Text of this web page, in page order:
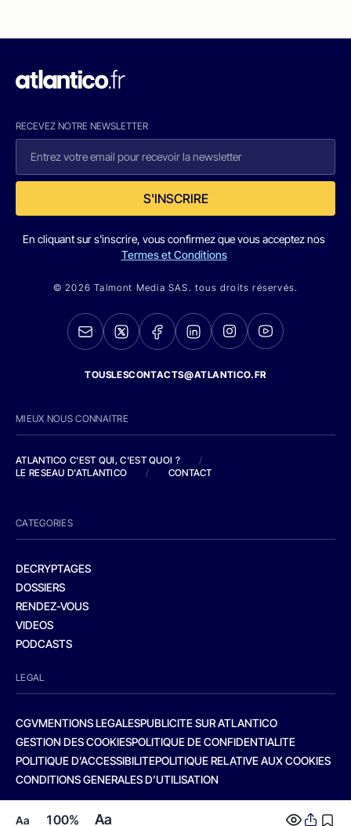
Aa 100% Aa
RECEVEZ NOTRE NEWSLETTER
S'INSCRIRE
En cliquant sur s'inscrire, vous confirmez que vous acceptez nos
Termes et Conditions
© 2026 Talmont Media SAS. tous droits réservés.
TOUSLESCONTACTS@ATLANTICO.FR
MIEUX NOUS CONNAITRE
ATLANTICO C'EST QUI, C'EST QUOI ?
/
LE RESEAU D'ATLANTICO
/ CONTACT
CATEGORIES
DECRYPTAGES
DOSSIERS
RENDEZ-VOUS
VIDEOS
PODCASTS
LEGAL
CGVMENTIONS LEGALESPUBLICITE SUR ATLANTICO
GESTION DES COOKIESPOLITIQUE DE CONFIDENTIALITE
POLITIQUE D’ACCESSIBILITEPOLITIQUE RELATIVE AUX COOKIES
CONDITIONS GENERALES D’UTILISATION